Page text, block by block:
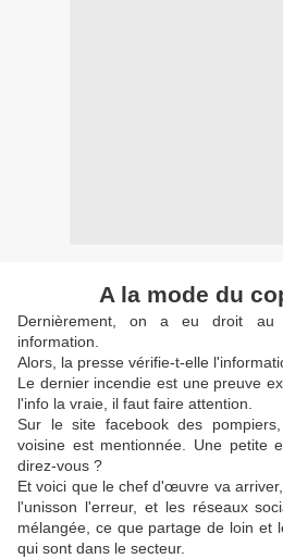
A la mode du
Dernièrement, on a eu droit au
information.
Alors, la presse vérifie-t-elle
Le dernier incendie est une preuve
l'info la vraie, il faut faire attention.
Sur le site facebook des
voisine est mentionnée. Une petite
direz-vous ?
Et voici que le chef d'œuvre va
l'unisson l'erreur, et les réseaux
mélangée, ce que partage de loin et
qui sont dans le secteur.